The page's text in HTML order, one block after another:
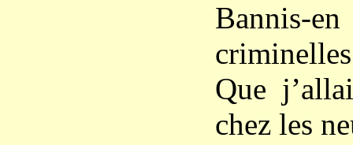
Bannis-
Que
chez les